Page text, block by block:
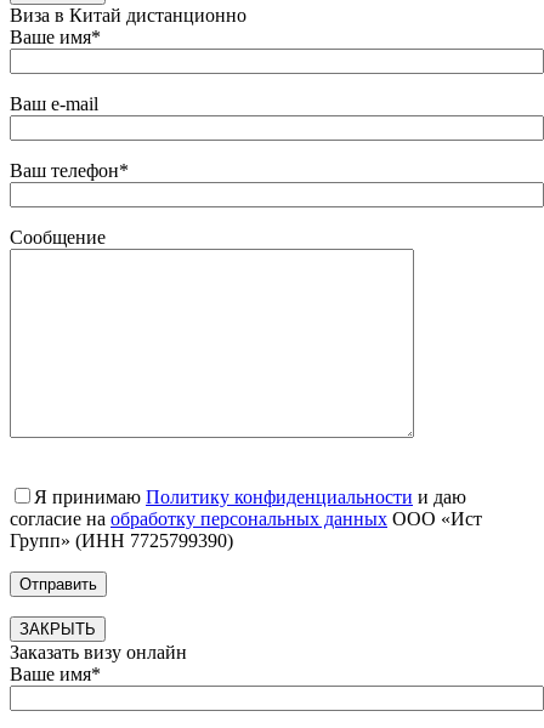
Виза в Китай дистанционно
Ваше имя*
Ваш e-mail
Ваш телефон*
Сообщение
Я принимаю Политику конфиденциальности и даю
согласие на обработку персональных данных ООО «Ист
Групп» (ИНН 7725799390)
ЗАКРЫТЬ
Заказать визу онлайн
Ваше имя*